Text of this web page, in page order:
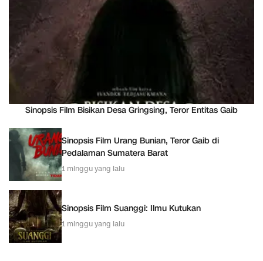
Sinopsis Film Bisikan Desa Gringsing, Teror Entitas Gaib
Sinopsis Film Urang Bunian, Teror Gaib di
Pedalaman Sumatera Barat
1 minggu yang lalu
Sinopsis Film Suanggi: Ilmu Kutukan
1 minggu yang lalu